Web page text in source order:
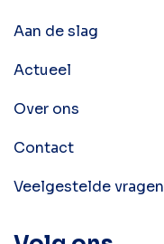
Aan de slag
Actueel
Over ons
Contact
Veelgestelde vragen